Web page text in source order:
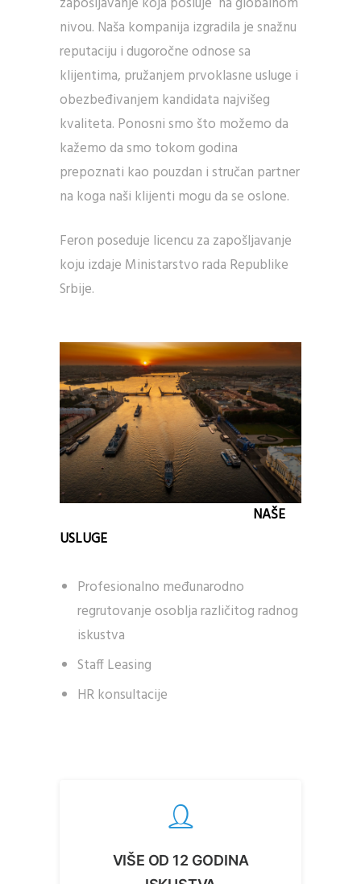
nivou. Naša kompanija izgradila je snažnu
reputaciju i dugoročne odnose sa
klijentima, pružanjem prvoklasne usluge i
obezbeđivanjem kandidata najvišeg
kvaliteta. Ponosni smo što možemo da
kažemo da smo tokom godina
prepoznati kao pouzdan i stručan partner
na koga naši klijenti mogu da se oslone.
Feron poseduje licencu za zapošljavanje
koju izdaje Ministarstvo rada Republike
Srbije.
NAŠE
USLUGE
Profesionalno međunarodno
regrutovanje osoblja različitog radnog
iskustva
Staff Leasing
HR konsultacije
VIŠE OD 12 GODINA